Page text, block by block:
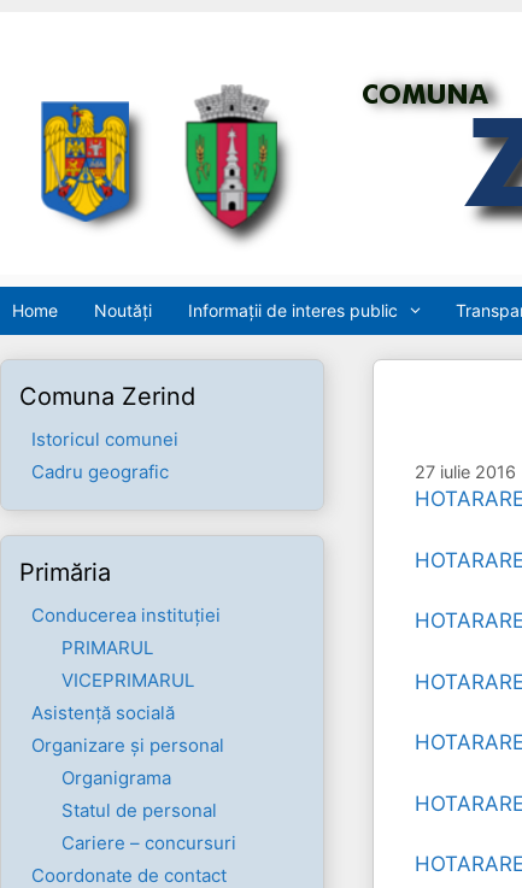
Home Noutăți Informații de interes public
27 iulie 2016
Comuna Zerind
Istoricul comunei
Cadru geografic
Primăria
Conducerea instituției
PRIMARUL
VICEPRIMARUL
Asistență socială
Organizare și personal
Organigrama
Statul de personal
Cariere – concursuri
Coordonate de contact